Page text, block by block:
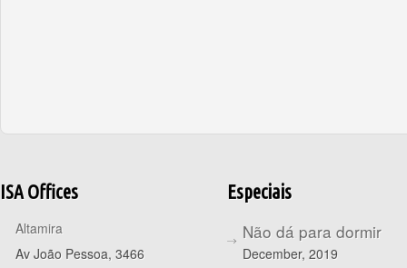
ISA Offices
Altamira
Av João Pessoa, 3466
Especiais
Não dá para dormir
December, 2019